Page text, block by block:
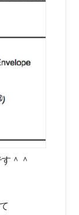
＾＾